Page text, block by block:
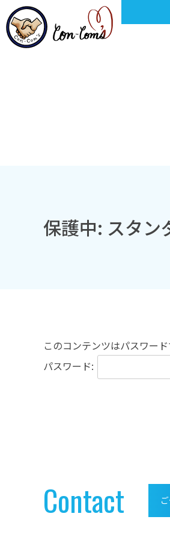
保護中: スタン
このコンテンツはパスワー
パスワード:
Contact